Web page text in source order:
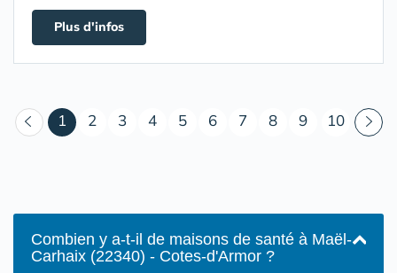
Plus d'infos
1 (courant)
2 3 4 5 6 7 8 9 10
Combien y a-t-il de maisons de santé à Maël-
Carhaix (22340) - Cotes-d'Armor ?